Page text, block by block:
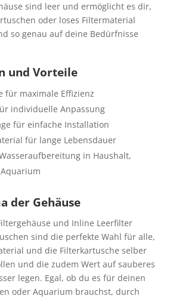
sind leer und ermöglicht es dir,
oder loses Filtermaterial
so genau auf deine Bedürfnisse
und Vorteile
für maximale Effizienz
individuelle Anpassung
für einfache Installation
für lange Lebensdauer
in Haushalt,
der Gehäuse
und Inline Leerfilter
sind die perfekte Wahl für alle,
und die Filterkartusche selber
und die zudem Wert auf sauberes
legen. Egal, ob du es für deinen
oder Aquarium brauchst, durch